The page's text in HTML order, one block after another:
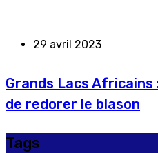
29 avril 2023
Grands Lacs
de redorer le blason
Tags